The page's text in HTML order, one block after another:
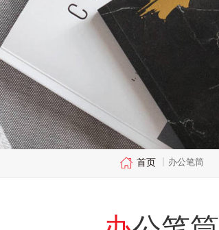
首页 | 办公笔筒